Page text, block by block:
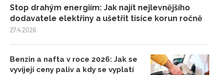
Stop drahým energiím: Jak najít nejlevnějšího
dodavatele elektřiny a ušetřit tisíce korun ročně
27.4.2026
Benzin a nafta v roce 2026: Jak se
vyvíjejí ceny paliv a kdy se vyplatí